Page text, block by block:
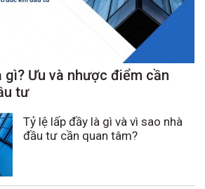
gì? Ưu và nhược điểm cần
tư
Tỷ lệ lấp đầy là gì và vì sao nhà
đầu tư cần quan tâm?